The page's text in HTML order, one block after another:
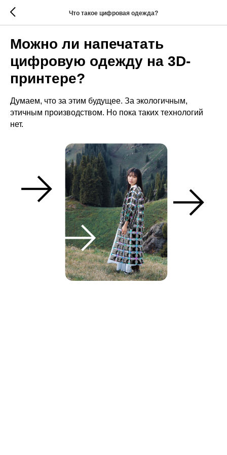
Что такое цифровая одежда?
Можно ли напечатать
цифровую одежду на 3D-
принтере?
Думаем, что за этим будущее. За экологичным,
этичным производством. Но пока таких технологий
нет.